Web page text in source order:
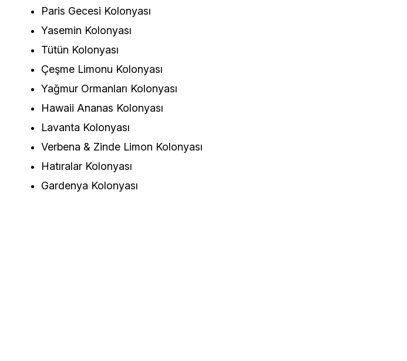
Paris Gecesi Kolonyası
Yasemin Kolonyası
Tütün Kolonyası
Çeşme Limonu Kolonyası
Yağmur Ormanları Kolonyası
Hawaii Ananas Kolonyası
Lavanta Kolonyası
Verbena & Zinde Limon Kolonyası
Hatıralar Kolonyası
Gardenya Kolonyası